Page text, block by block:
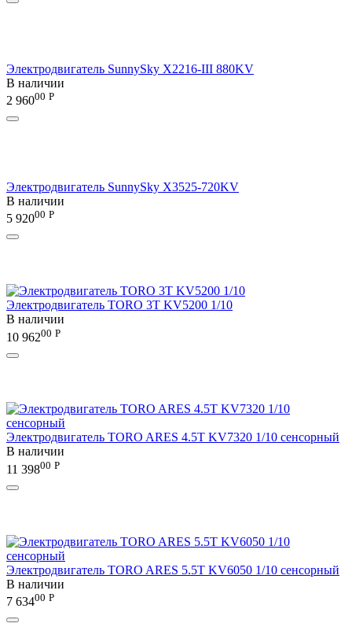
Электродвигатель SunnySky X2216-III 880KV
В наличии
2 96000 Р
Электродвигатель SunnySky X3525-720KV
В наличии
5 92000 Р
Электродвигатель TORO 3T KV5200 1/10
В наличии
10 96200 Р
Электродвигатель TORO ARES 4.5T KV7320 1/10 сенсорный
В наличии
11 39800 Р
Электродвигатель TORO ARES 5.5T KV6050 1/10 сенсорный
В наличии
7 63400 Р